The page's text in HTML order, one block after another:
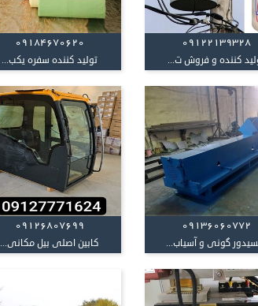
09122139328
کننده و فروش ت...
09184670620
تولید کننده سفره یکب...
09136060772
گونی و آسیاب...
09126807699
کابین اصلی بیل مکانی...